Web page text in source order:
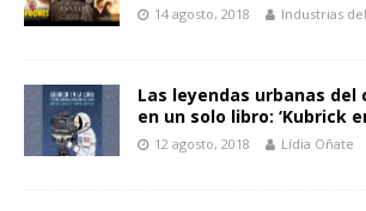
14 agosto, 2018 Industrias
Las leyendas urbanas del
en un solo libro: ‘Kubrick
12 agosto, 2018 Lídia Oñate